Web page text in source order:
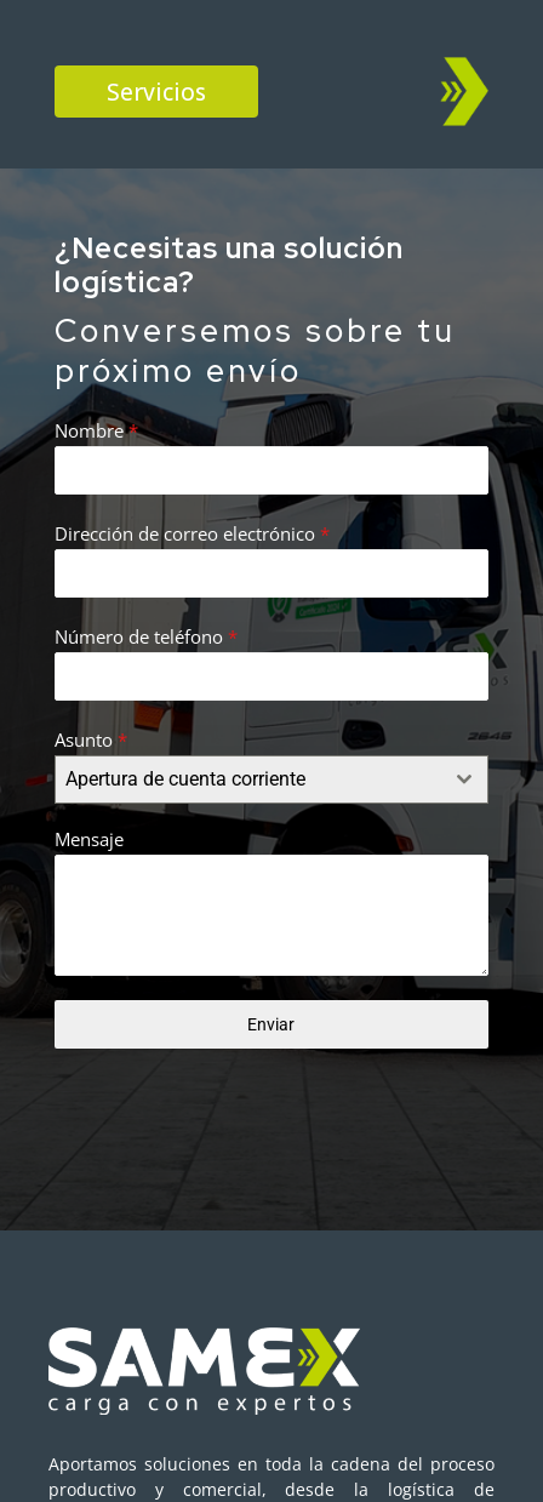
Servicios
¿Necesitas una solución
logística?
Conversemos sobre tu
próximo envío
Nombre*
Dirección de correo electrónico *
Número de teléfono *
Asunto *
Apertura de cuenta corriente
Mensaje
Enviar
Aportamos soluciones en toda la cadena del proceso
productivo y comercial, desde la logística de